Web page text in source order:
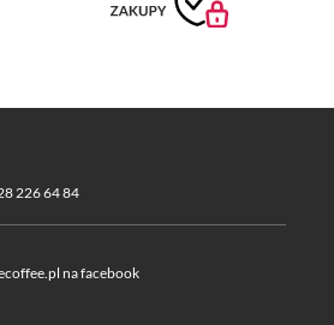
226 64 84
na facebook